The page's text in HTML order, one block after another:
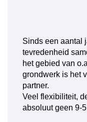
Sinds een aantal
tevredenheid
het gebied van
grondwerk is het
partner.
Veel flexibiliteit,
absoluut geen 9-